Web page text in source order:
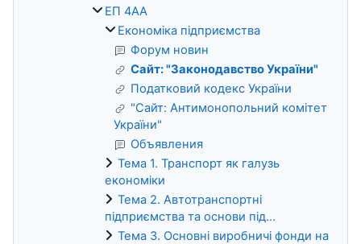
ЕП 4АА
Економіка підприємства
Форум новин
Сайт: "Законодавство України"
Податковий кодекс України
"Сайт: Антимонопольний комітет
України"
Объявления
Тема 1. Транспорт як галузь
економіки
Тема 2. Автотранспортні
підприємства та основи під...
Тема 3. Основні виробничі фонди на